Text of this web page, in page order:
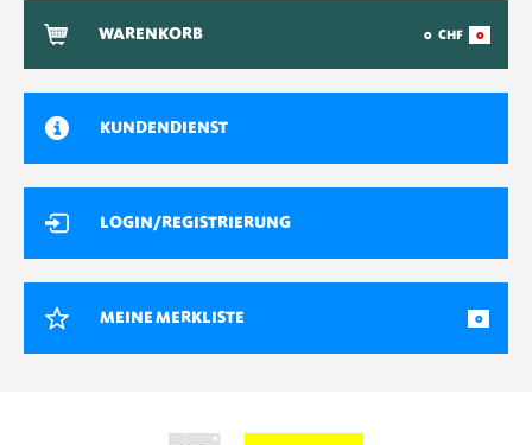
WARENKORB 0 CHF 0
KUNDENDIENST
LOGIN/REGISTRIERUNG
MEINE MERKLISTE 0